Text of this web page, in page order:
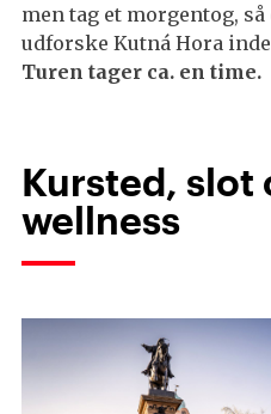
men tag et morgentog,
udforske Kutná Hora
Turen tager ca. en time.
Kursted, slot
wellness